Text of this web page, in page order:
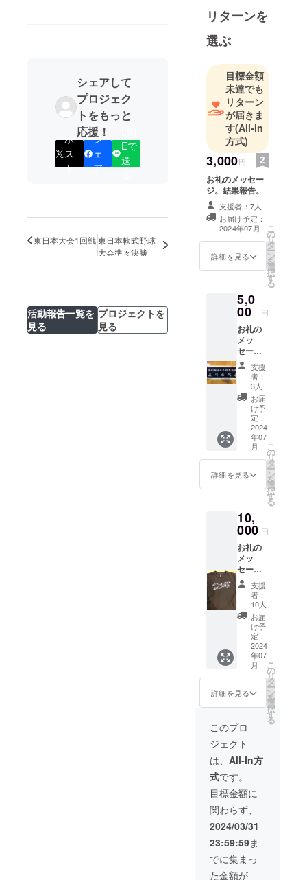
シェアして
プロジェク
トをもっと
応援！
ポ
ス
ト
シ
ェ
ア
Eで
送
東日本大会1回戦 東日本軟式野球
大会準々決勝
活動報告一覧を
見る
プロジェクトを
見る
リターンを
選ぶ
目標金額
未達でも
リターン
が届きま
す(All-in
方式)
3,000円
お礼のメッセー
ジ。結果報告。
支援者：7人
お届け予定：
2024年07月
詳細を見る
こ
の
リ
タ
ー
ン
を
選
択
す
る
5,0
00 円
お礼の
メッ
セー
ジ。大
会結果
報告。
チーム
タオル1
枚 横長
タオル
になり
ます。
支援
者：
3人
お届
け予
定：
2024
年07
月
詳細を見る
こ
の
リ
タ
ー
ン
を
選
択
す
る
10,
000 円
お礼の
メッ
セー
ジ。結
果報
告。
チームT
shirt。
チーム
タオル1
枚。横
長のタ
オルに
なりま
す。 サ
イズは
M、L、
X Lから
お選び
下さ
い。 カ
ラーは
紺、グ
リー
ン、ブ
ルーか
らお選
び下さ
い。
支援
者：
10人
お届
け予
定：
2024
年07
月
詳細を見る
こ
の
リ
タ
ー
ン
を
選
択
す
る
このプロ
ジェクト
は、 All-In方
式です。
目標金額に
関わらず、
2024/03/31
23:59:59ま
でに集まっ
た金額が